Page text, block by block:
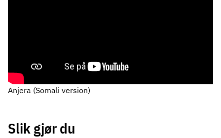
Anjera (Somali version)
Slik gjør du